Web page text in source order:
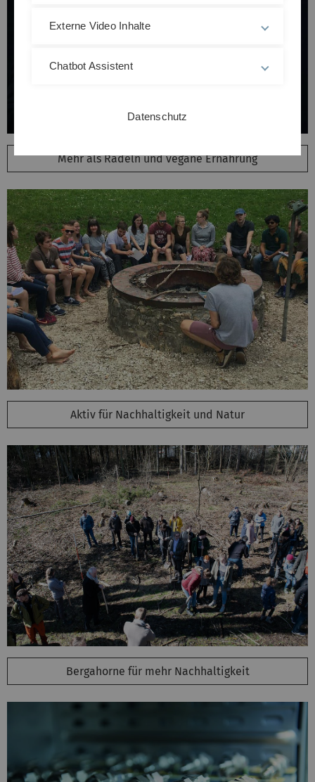
Mehr als Radeln und vegane Ernährung
Aktiv für Nachhaltigkeit und Natur
Bergahorne für mehr Nachhaltigkeit
Externe Video Inhalte
Chatbot Assistent
Datenschutz